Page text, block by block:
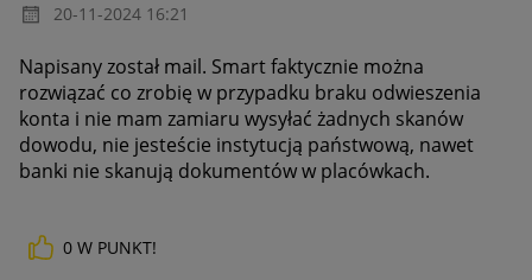
‎20-11-2024 16:21
Napisany został mail. Smart faktycznie można
rozwiązać co zrobię w przypadku braku odwieszenia
konta i nie mam zamiaru wysyłać żadnych skanów
dowodu, nie jesteście instytucją państwową, nawet
banki nie skanują dokumentów w placówkach.
0 W PUNKT!